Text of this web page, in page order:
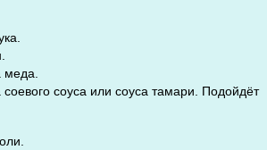
соуса или соуса тамари. Подойдёт